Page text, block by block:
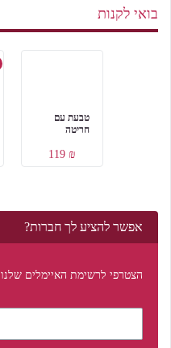
בואי לקנות
טבעת עם
חריטה
₪ 119
אפשר להציע לך חברות?
הצטרפי לרשימת האיימלים שלנו